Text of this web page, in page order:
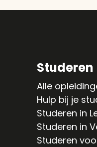
Studeren
Alle
Hulp bij je
Studeren in
Studeren in
Studeren